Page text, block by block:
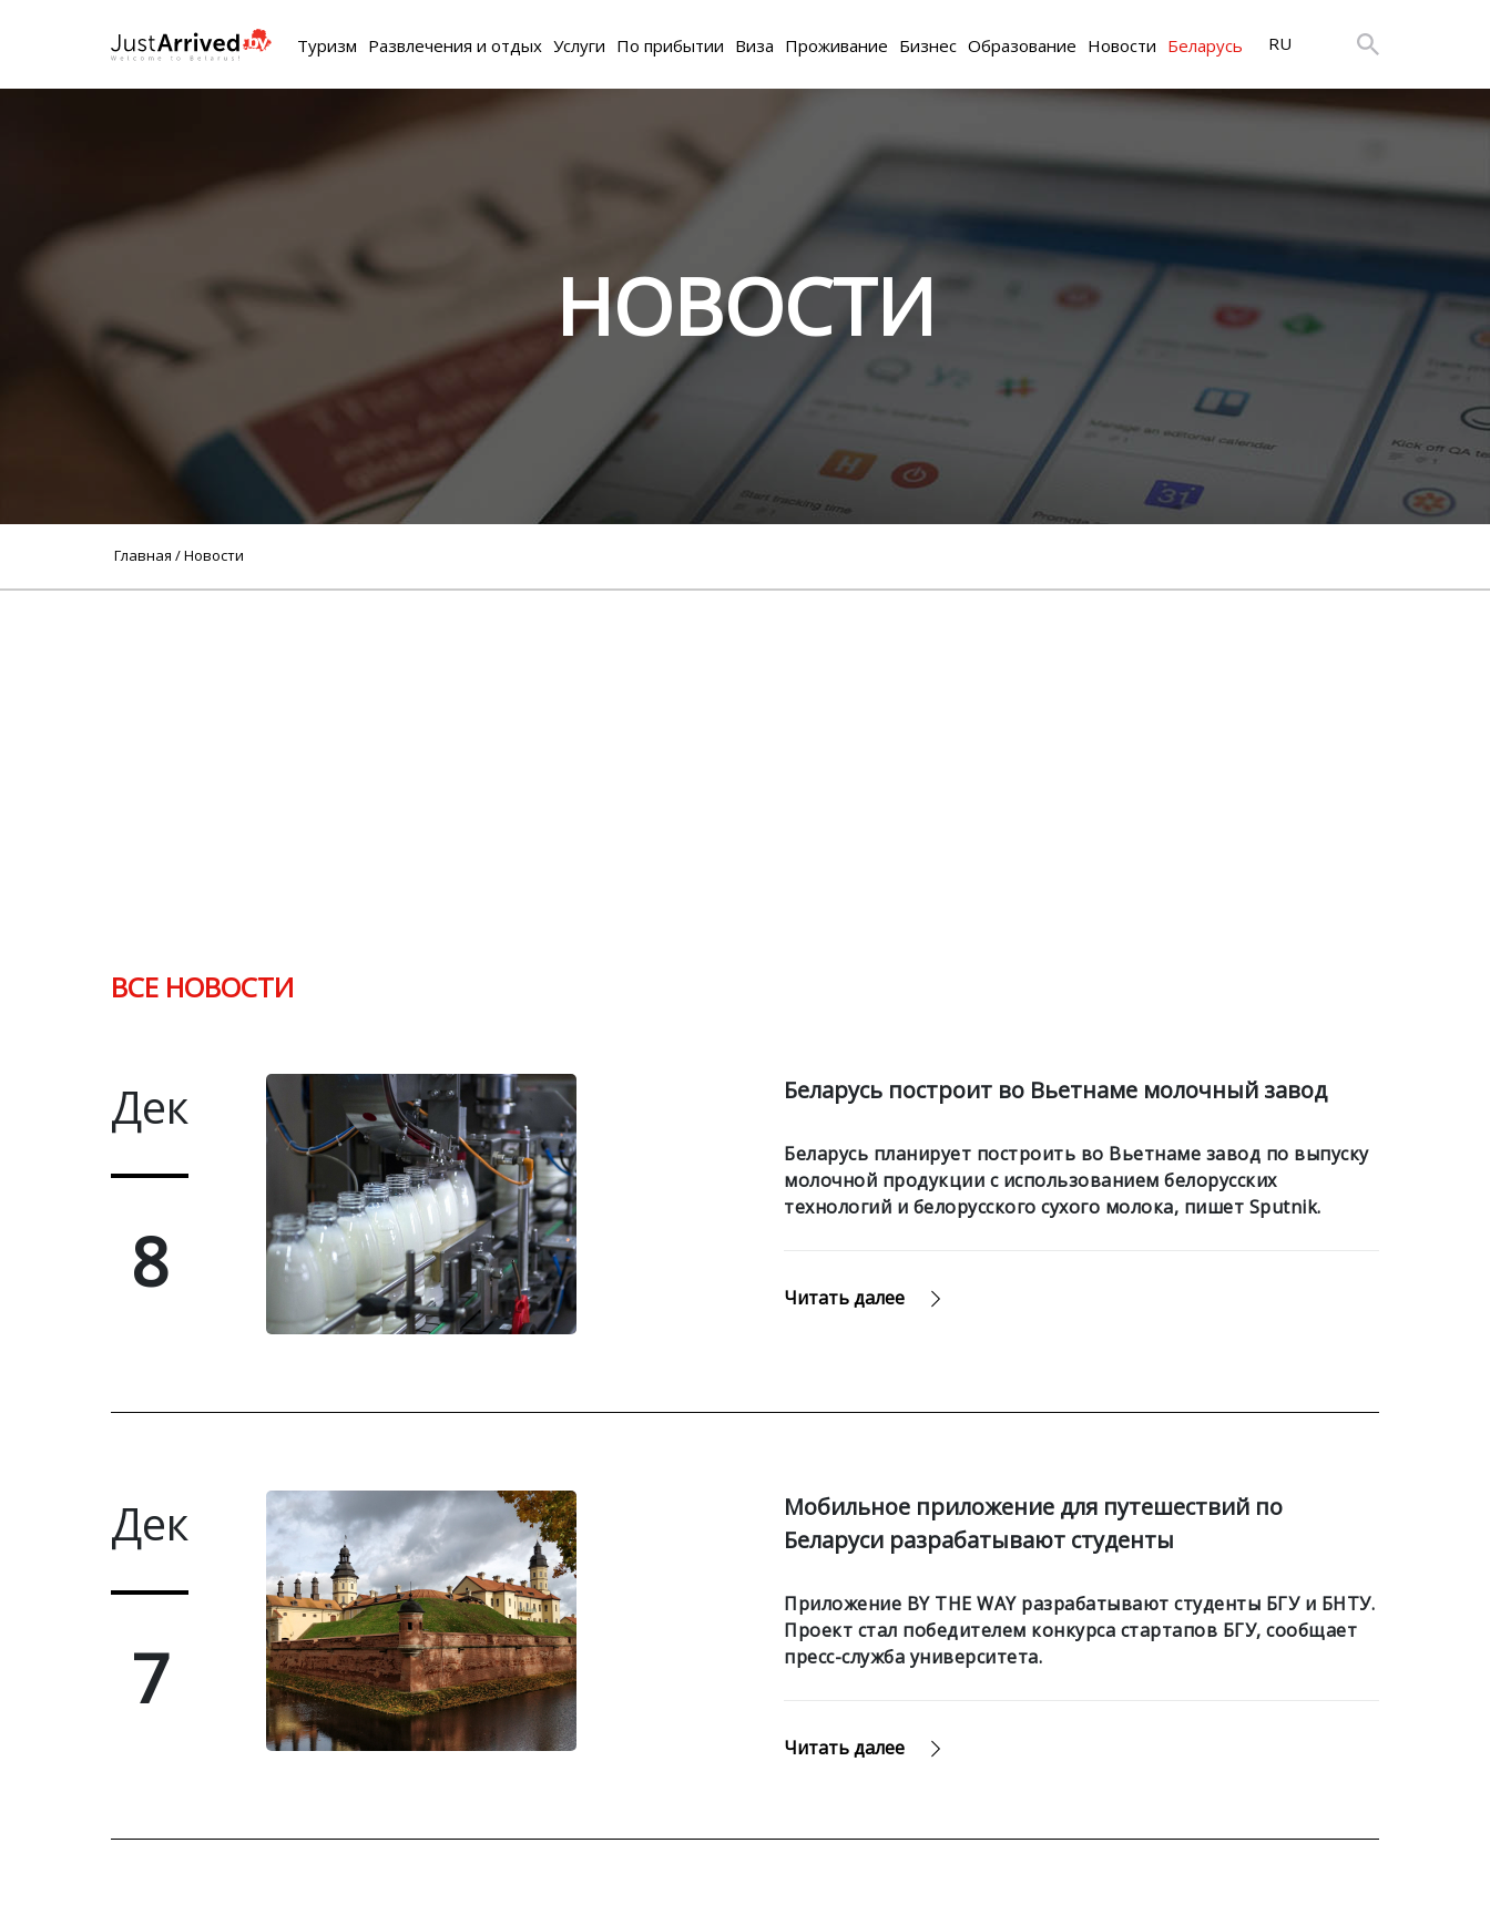
Туризм Развлечения и отдых Услуги По прибытии Виза Проживание Бизнес Образование Новости Беларусь RU
НОВОСТИ
Главная / Новости
ВСЕ НОВОСТИ
Дек
8
Беларусь построит во Вьетнаме молочный завод
Беларусь планирует построить во Вьетнаме завод по выпуску
молочной продукции с использованием белорусских
технологий и белорусского сухого молока, пишет Sputnik.
Читать далее
Дек
7
Мобильное приложение для путешествий по
Беларуси разрабатывают студенты
Приложение BY THE WAY разрабатывают студенты БГУ и БНТУ.
Проект стал победителем конкурса стартапов БГУ, сообщает
пресс-служба университета.
Читать далее